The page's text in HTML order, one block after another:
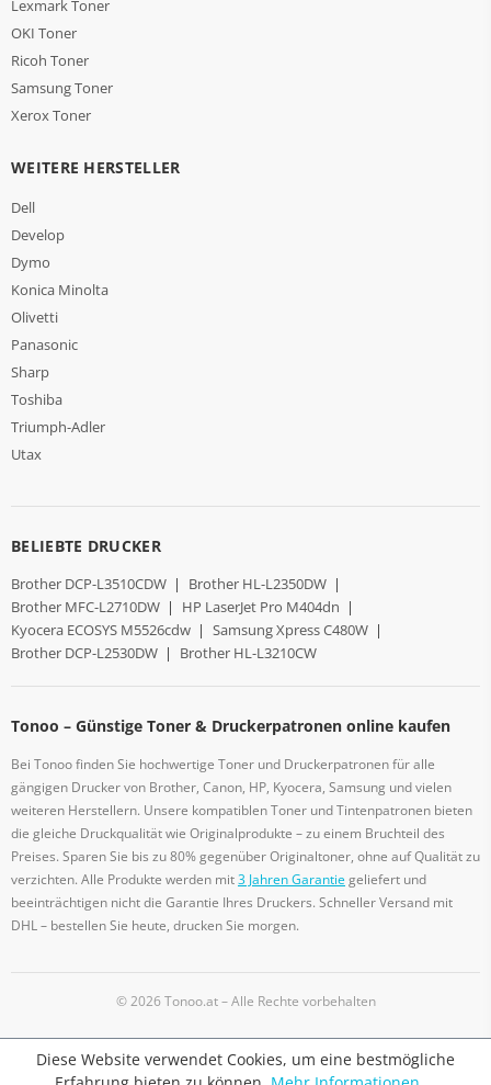
Lexmark Toner
OKI Toner
Ricoh Toner
Samsung Toner
Xerox Toner
WEITERE HERSTELLER
Dell
Develop
Dymo
Konica Minolta
Olivetti
Panasonic
Sharp
Toshiba
Triumph-Adler
Utax
BELIEBTE DRUCKER
Brother DCP-L3510CDW | Brother HL-L2350DW |
Brother MFC-L2710DW | HP LaserJet Pro M404dn |
Kyocera ECOSYS M5526cdw | Samsung Xpress C480W |
Brother DCP-L2530DW | Brother HL-L3210CW
Tonoo – Günstige Toner & Druckerpatronen online kaufen
Bei Tonoo finden Sie hochwertige Toner und Druckerpatronen für alle
gängigen Drucker von Brother, Canon, HP, Kyocera, Samsung und vielen
weiteren Herstellern. Unsere kompatiblen Toner und Tintenpatronen bieten
die gleiche Druckqualität wie Originalprodukte – zu einem Bruchteil des
Preises. Sparen Sie bis zu 80% gegenüber Originaltoner, ohne auf Qualität zu
verzichten. Alle Produkte werden mit3 Jahren Garantiegeliefert und
beeinträchtigen nicht die Garantie Ihres Druckers. Schneller Versand mit
DHL – bestellen Sie heute, drucken Sie morgen.
© 2026 Tonoo.at – Alle Rechte vorbehalten
Diese Website verwendet Cookies, um eine bestmögliche